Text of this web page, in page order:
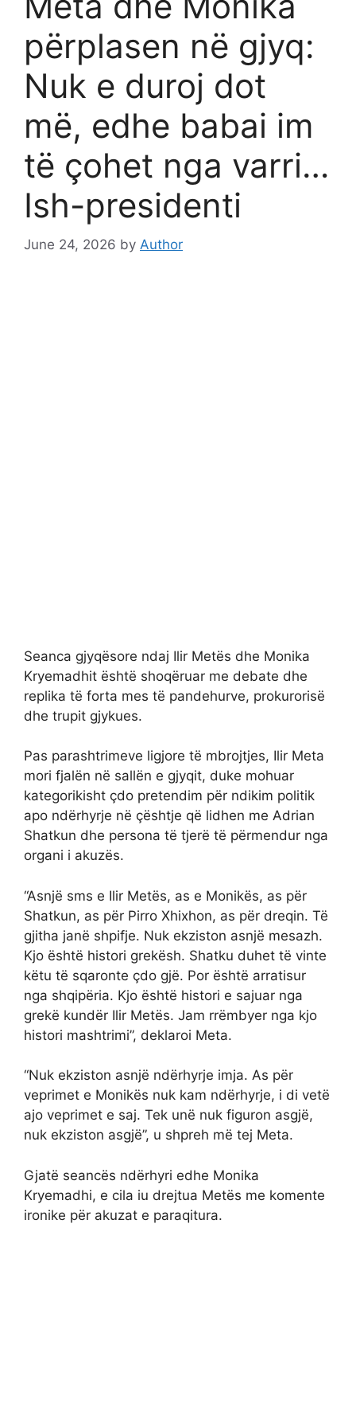
përplasen në gjyq:
Nuk e duroj dot
më, edhe babai im
të çohet nga varri…
Ish-presidenti
June 24, 2026 by Author
Seanca gjyqësore ndaj Ilir Metës dhe Monika
Kryemadhit është shoqëruar me debate dhe
replika të forta mes të pandehurve, prokurorisë
dhe trupit gjykues.
Pas parashtrimeve ligjore të mbrojtjes, Ilir Meta
mori fjalën në sallën e gjyqit, duke mohuar
kategorikisht çdo pretendim për ndikim politik
apo ndërhyrje në çështje që lidhen me Adrian
Shatkun dhe persona të tjerë të përmendur nga
organi i akuzës.
“Asnjë sms e Ilir Metës, as e Monikës, as për
Shatkun, as për Pirro Xhixhon, as për dreqin. Të
gjitha janë shpifje. Nuk ekziston asnjë mesazh.
Kjo është histori grekësh. Shatku duhet të vinte
këtu të sqaronte çdo gjë. Por është arratisur
nga shqipëria. Kjo është histori e sajuar nga
grekë kundër Ilir Metës. Jam rrëmbyer nga kjo
histori mashtrimi”, deklaroi Meta.
“Nuk ekziston asnjë ndërhyrje imja. As për
veprimet e Monikës nuk kam ndërhyrje, i di vetë
ajo veprimet e saj. Tek unë nuk figuron asgjë,
nuk ekziston asgjë”, u shpreh më tej Meta.
Gjatë seancës ndërhyri edhe Monika
Kryemadhi, e cila iu drejtua Metës me komente
ironike për akuzat e paraqitura.